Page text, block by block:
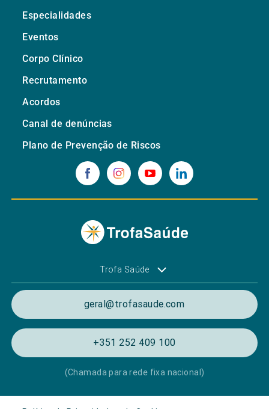
Especialidades
Eventos
Corpo Clínico
Recrutamento
Acordos
Canal de denúncias
Plano de Prevenção de Riscos
Trofa Saúde
geral@trofasaude.com
+351 252 409 100
(Chamada para rede fixa nacional)